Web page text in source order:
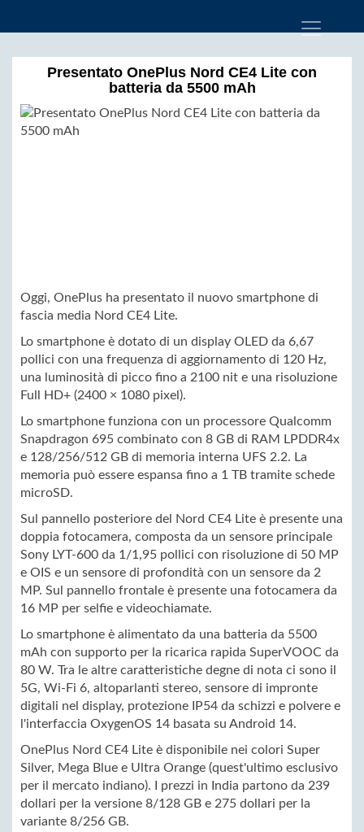
Presentato OnePlus Nord CE4 Lite con
batteria da 5500 mAh
Oggi, OnePlus ha presentato il nuovo smartphone di
fascia media Nord CE4 Lite.
Lo smartphone è dotato di un display OLED da 6,67
pollici con una frequenza di aggiornamento di 120 Hz,
una luminosità di picco fino a 2100 nit e una risoluzione
Full HD+ (2400 × 1080 pixel).
Lo smartphone funziona con un processore Qualcomm
Snapdragon 695 combinato con 8 GB di RAM LPDDR4x
e 128/256/512 GB di memoria interna UFS 2.2. La
memoria può essere espansa fino a 1 TB tramite schede
microSD.
Sul pannello posteriore del Nord CE4 Lite è presente una
doppia fotocamera, composta da un sensore principale
Sony LYT-600 da 1/1,95 pollici con risoluzione di 50 MP
e OIS e un sensore di profondità con un sensore da 2
MP. Sul pannello frontale è presente una fotocamera da
16 MP per selfie e videochiamate.
Lo smartphone è alimentato da una batteria da 5500
mAh con supporto per la ricarica rapida SuperVOOC da
80 W. Tra le altre caratteristiche degne di nota ci sono il
5G, Wi-Fi 6, altoparlanti stereo, sensore di impronte
digitali nel display, protezione IP54 da schizzi e polvere e
l'interfaccia OxygenOS 14 basata su Android 14.
OnePlus Nord CE4 Lite è disponibile nei colori Super
Silver, Mega Blue e Ultra Orange (quest'ultimo esclusivo
per il mercato indiano). I prezzi in India partono da 239
dollari per la versione 8/128 GB e 275 dollari per la
variante 8/256 GB.